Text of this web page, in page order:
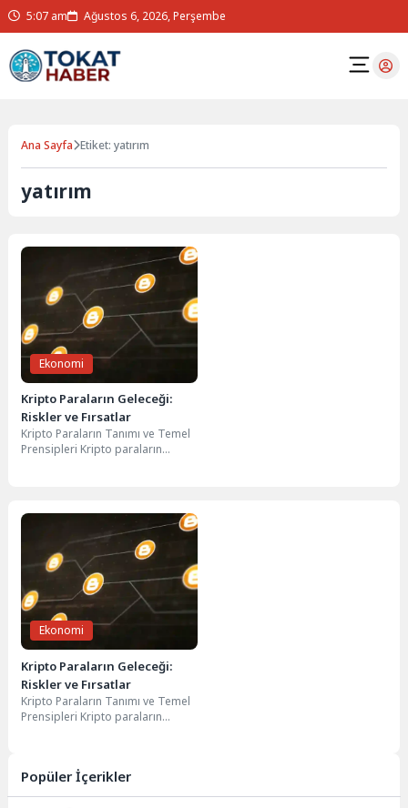
5:07 am Ağustos 6, 2026, Perşembe
Ana Sayfa Etiket: yatırım
yatırım
Ekonomi
Kripto Paraların Geleceği:
Riskler ve Fırsatlar
Kripto Paraların Tanımı ve Temel
Prensipleri Kripto paraların
Ekonomi
Kripto Paraların Geleceği:
Riskler ve Fırsatlar
Kripto Paraların Tanımı ve Temel
Prensipleri Kripto paraların
Popüler İçerikler